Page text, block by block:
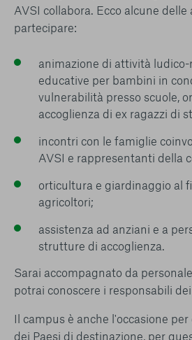
AVSI collabora. Ecco alcune
partecipare:
animazione di attività ludico-
educative per bambini in
vulnerabilità presso scuole,
accoglienza di ex ragazzi di
incontri con le famiglie
AVSI e rappresentanti della
orticultura e giardinaggio al
agricoltori;
assistenza ad anziani e a
strutture di accoglienza.
Sarai accompagnato da
potrai conoscere i responsabili
Il campus è anche l'occasione
dei Paesi di destinazione, per